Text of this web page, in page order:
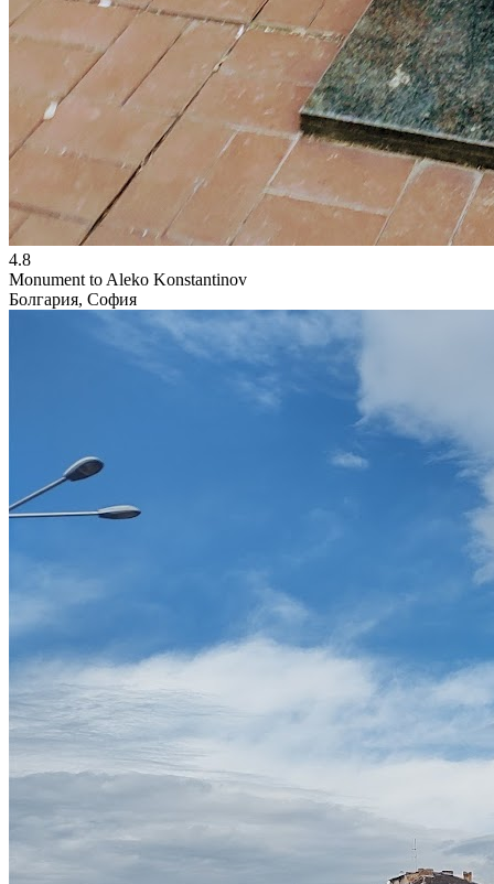
4.8
Monument to Aleko Konstantinov
Болгария, София